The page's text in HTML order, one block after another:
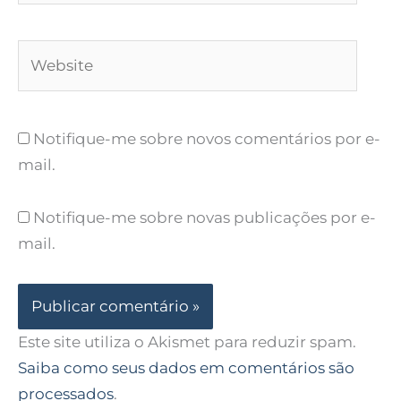
Notifique-me sobre novos comentários por e-
mail.
Notifique-me sobre novas publicações por e-
mail.
Este site utiliza o Akismet para reduzir spam.
Saiba como seus dados em comentários são
processados.